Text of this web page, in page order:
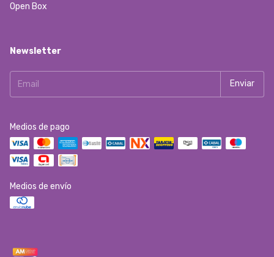
Open Box
Newsletter
Medios de pago
Medios de envío